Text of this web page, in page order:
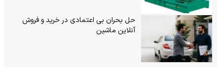
حل بحران بی‌ اعتمادی در خرید و فروش
آنلاین ماشین